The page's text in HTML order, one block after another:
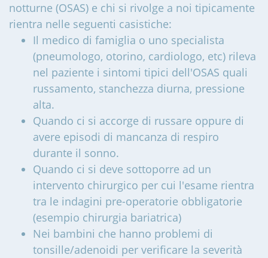
notturne (OSAS) e chi si rivolge a noi tipicamente
rientra nelle seguenti casistiche:
Il medico di famiglia o uno specialista
(pneumologo, otorino, cardiologo, etc) rileva
nel paziente i sintomi tipici dell'OSAS quali
russamento, stanchezza diurna, pressione
alta.
Quando ci si accorge di russare oppure di
avere episodi di mancanza di respiro
durante il sonno.
Quando ci si deve sottoporre ad un
intervento chirurgico per cui l'esame rientra
tra le indagini pre-operatorie obbligatorie
(esempio chirurgia bariatrica)
Nei bambini che hanno problemi di
tonsille/adenoidi per verificare la severità